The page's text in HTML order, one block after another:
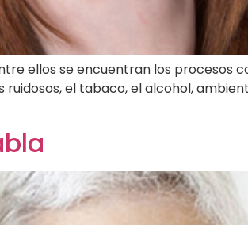
ellos se encuentran los procesos
el tabaco, el alcohol,